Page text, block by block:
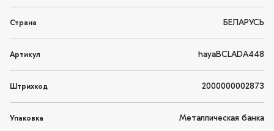
Страна БЕЛАРУСЬ
Артикул hayaBCLADA448
Штрихкод 2000000002873
Упаковка Металлическая банка